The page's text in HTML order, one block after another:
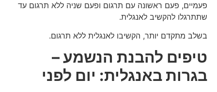
פעמיים, פעם ראשונה עם תרגום ופעם שניה ללא תרגום עד
שתתרגלו להקשיב לאנגלית.
בשלב מתקדם יותר, הקשיבו לאנגלית ללא תרגום.
טיפים להבנת הנשמע –
בגרות באנגלית: יום לפני